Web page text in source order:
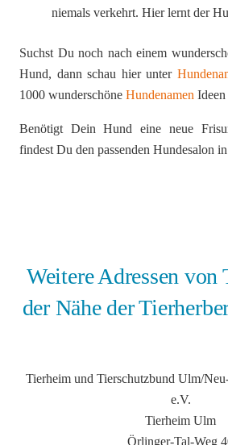
niemals verkehrt. Hier lernt der
Suchst Du noch nach einem
Hund, dann schau hier unter
1000 wunderschöne Hundenamen
Benötigt Dein Hund eine neue
findest Du den passenden Hundesalon
Weitere Adressen von
der Nähe der
Tierheim und Tierschutzbund Ulm/
e.V.
Tierheim Ulm
Örlinger-Tal-Weg